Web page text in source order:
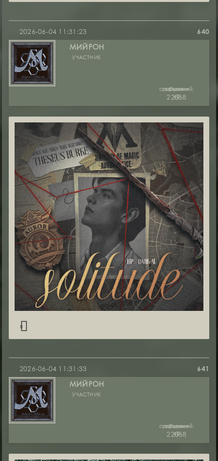
640
2026-06-04 11:31:23
МИЙРОН
УЧАСТНИК
руны:
0
сообщений:
22368
уважение:
+7
0
641
2026-06-04 11:31:33
МИЙРОН
УЧАСТНИК
руны:
0
сообщений:
22368
уважение:
+7